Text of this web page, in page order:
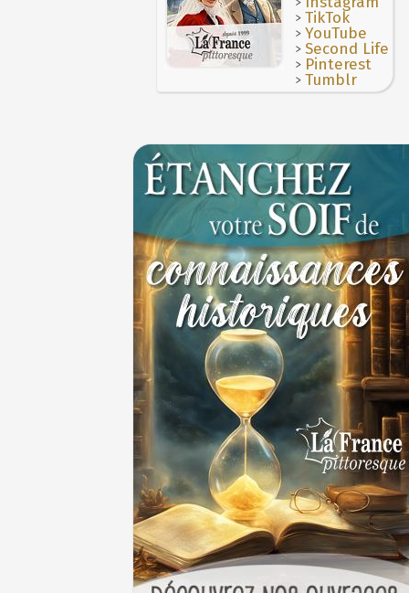
Le masque de l'ingérence ou le peuple
1er juillet 1903 : début du premier Tour de
Vatel, « perdu d'honneur », se suicide lors
donné en 1671 par le prince de Condé à
>TikTok
>YouTube
>Second Life
> Pinterest
>Tumblr